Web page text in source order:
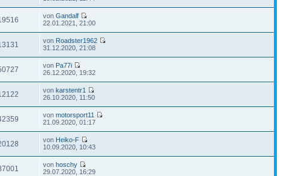
vonGandalf
22.01.2021, 21:00
von Roadster1962
31.12.2020, 21:08
von Pa77i
26.12.2020, 19:32
vonkarstentr1
26.10.2020, 11:50
vonmotorsport11
21.09.2020, 01:17
von Heiko-F
10.09.2020, 10:43
vonhoschy
29.07.2020, 16:29